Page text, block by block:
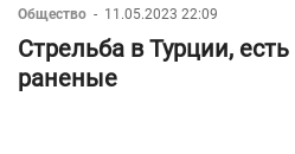
Общество - 11.05.2023 22:09
Стрельба в Турции,
раненые